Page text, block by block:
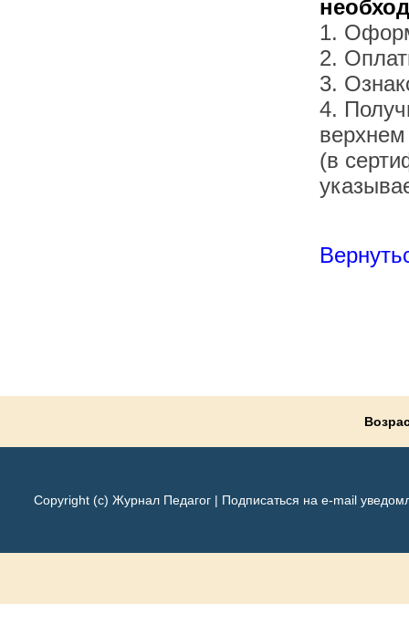
1.
2.
3.
4.
(в
Copyright (c) Журнал Педагог | Подписаться на e-mail